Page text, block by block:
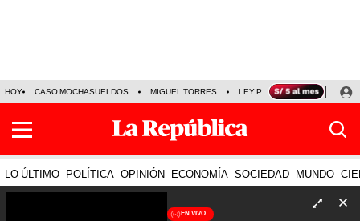
HOY CASO MOCHASUELDOS MIGUEL TORRES LEY PULPÍN PRECIO DEL
LO ÚLTIMO POLÍTICA OPINIÓN ECONOMÍA SOCIEDAD MUNDO
EN VIVO